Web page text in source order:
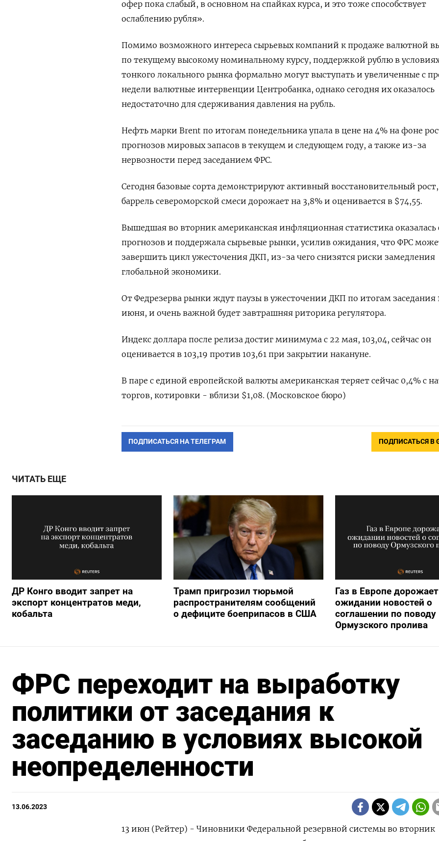
офер пока слабый, в основном на спайках курса, и это тоже способствует
ослаблению рубля».
Помимо возможного интереса сырьевых компаний к продаже валютной
по текущему высокому номинальному курсу, поддержкой рублю в
тонкого локального рынка формально могут выступать и увеличенные с
недели валютные интервенции Центробанка, однако сегодня их оказалось
недостаточно для сдерживания давления на рубль.
Нефть марки Brent по итогам понедельника упала в цене на 4% на фоне
прогнозов мировых запасов в текущем и следующем году, а также из-за
нервозности перед заседанием ФРС.
Сегодня базовые сорта демонстрируют активный восстановительный рост,
баррель североморской смеси дорожает на 3,8% и оценивается в $74,55.
Вышедшая во вторник американская инфляционная статистика оказалась
прогнозов и поддержала сырьевые рынки, усилив ожидания, что ФРС
завершить цикл ужесточения ДКП, из-за чего снизятся риски замедления
глобальной экономики.
От Федрезерва рынки ждут паузы в ужесточении ДКП по итогам заседания
июня, и очень важной будет завтрашняя риторика регулятора.
Индекс доллара после релиза достиг минимума с 22 мая, 103,04, сейчас он
оценивается в 103,19 против 103,61 при закрытии накануне.
В паре с единой европейской валюты американская теряет сейчас 0,4% с
торгов, котировки - вблизи $1,08. (Московское бюро)
ПОДПИСАТЬСЯ НА ТЕЛЕГРАМ ПОДПИСАТЬСЯ В
ЧИТАТЬ ЕЩЕ
ДР Конго вводит запрет на
экспорт концентратов меди,
кобальта
Трамп пригрозил тюрьмой
распространителям сообщений
о дефиците боеприпасов в США
Газ в Европе
ожидании новостей о
соглашении по поводу
Ормузского пролива
ФРС переходит на выработку
политики от заседания к
заседанию в условиях высокой
неопределенности
13.06.2023
13 июн (Рейтер) - Чиновники Федеральной резервной системы во вторник